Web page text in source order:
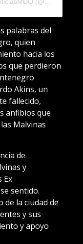
palabras del
quien
hacia los
que perdieron
Akins, un
fallecido,
anfibios que
Malvinas
de
y
Ex
sentido.
de la ciudad de
y sus
y apoyo